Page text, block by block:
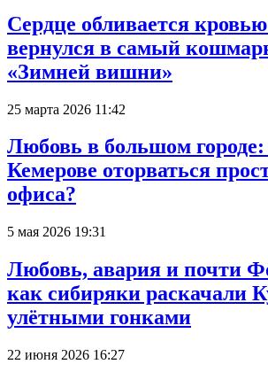
Сердце обливается
вернулся в самый
«Зимней вишни»
25 марта 2026 11:42
Любовь в большом
Кемерове оторваться
офиса?
5 мая 2026 19:31
Любовь, авария и почти
как сибиряки раскачали
улётными гонками
22 июня 2026 16:27